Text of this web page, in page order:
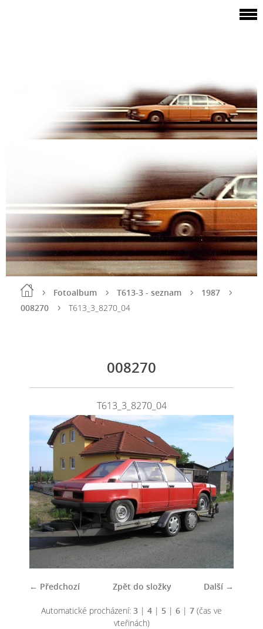
Fotoalbum T613-3 - seznam
1987
008270
T613_3_8270_04
008270
T613_3_8270_04
← Předchozí Další →
Zpět do složky
Automatické procházení: 3 | 4 | 5 | 6 | 7 (čas ve
vteřinách)